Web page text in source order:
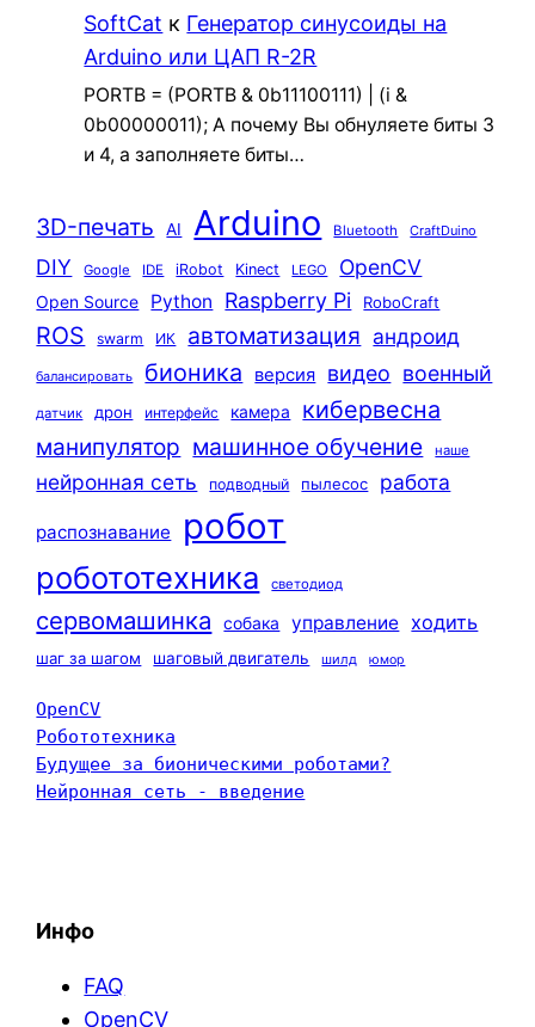
SoftCat к Генератор синусоиды на
Arduino или ЦАП R-2R
PORTB = (PORTB & 0b11100111) | (i &
0b00000011); А почему Вы обнуляете биты 3
и 4, а заполняете биты…
3D-печать AI Arduino Bluetooth CraftDuino
DIY Google IDE iRobot Kinect LEGO OpenCV
Open Source Python Raspberry Pi RoboCraft
ROS swarm ИК автоматизация андроид
балансировать бионика версия видео военный
датчик дрон интерфейс камера кибервесна
манипулятор машинное обучение наше
нейронная сеть подводный пылесос работа
распознавание робот
робототехника светодиод
сервомашинка собака управление ходить
шаг за шагом шаговый двигатель шилд юмор
OpenCV
Робототехника
Будущее за бионическими роботами?
Нейронная сеть - введение
Инфо
FAQ
OpenCV